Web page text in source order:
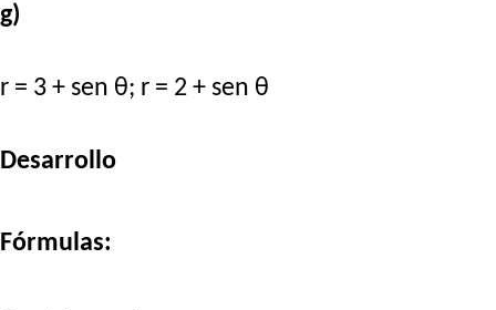
g)
r = 3 + sen θ; r = 2 + sen θ
Desarrollo
Fórmulas: